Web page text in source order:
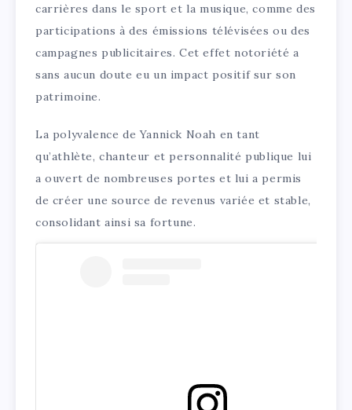
carrières dans le sport et la musique, comme des
participations à des émissions télévisées ou des
campagnes publicitaires. Cet effet notoriété a
sans aucun doute eu un impact positif sur son
patrimoine.
La polyvalence de Yannick Noah en tant
qu’athlète, chanteur et personnalité publique lui
a ouvert de nombreuses portes et lui a permis
de créer une source de revenus variée et stable,
consolidant ainsi sa fortune.